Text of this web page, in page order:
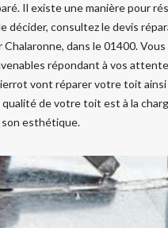
Il existe une manière pour
décider, consultez le devis
Chalaronne, dans le 01400.
répondant à vos
vont réparer votre toit
qualité de votre toit est à la
esthétique.